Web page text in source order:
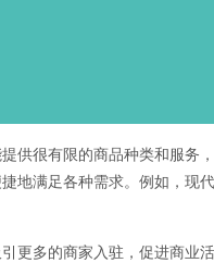
供很有限的商品种类和服务
地满足各种需求。例如，现
更多的商家入驻，促进商业